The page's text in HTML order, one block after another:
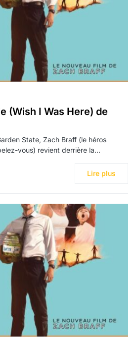
(Wish I Was Here) de
State, Zach Braff (le héros
vous) revient derrière la…
Lire plus